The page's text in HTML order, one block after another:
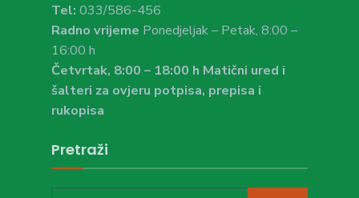
Tel: 033/586-456
Radno vrijeme Ponedjeljak – Petak, 8:00 –
16:00 h
Četvrtak, 8:00 – 18:00 h Matični ured i
šalteri za ovjeru potpisa, prepisa i
rukopisa
Pretraži